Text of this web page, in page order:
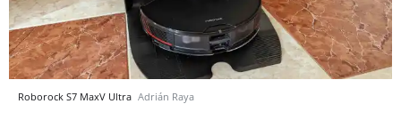
Roborock S7 MaxV Ultra Adrián Raya